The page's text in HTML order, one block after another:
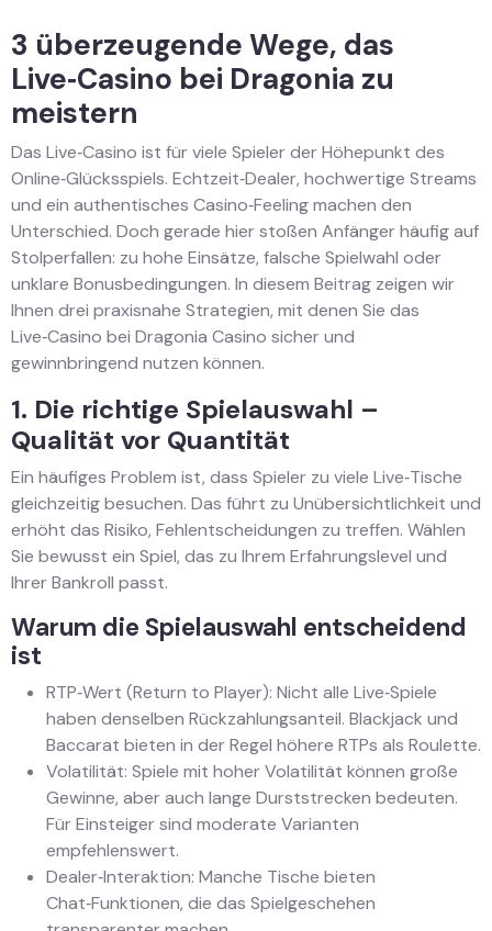
3 überzeugende Wege, das
Live‑Casino bei Dragonia zu
meistern
Das Live‑Casino ist für viele Spieler der Höhepunkt des
Online‑Glücksspiels. Echtzeit‑Dealer, hochwertige Streams
und ein authentisches Casino‑Feeling machen den
Unterschied. Doch gerade hier stoßen Anfänger häufig auf
Stolperfallen: zu hohe Einsätze, falsche Spielwahl oder
unklare Bonusbedingungen. In diesem Beitrag zeigen wir
Ihnen drei praxisnahe Strategien, mit denen Sie das
Live‑Casino bei Dragonia Casino sicher und
gewinnbringend nutzen können.
1. Die richtige Spielauswahl –
Qualität vor Quantität
Ein häufiges Problem ist, dass Spieler zu viele Live‑Tische
gleichzeitig besuchen. Das führt zu Unübersichtlichkeit und
erhöht das Risiko, Fehlentscheidungen zu treffen. Wählen
Sie bewusst ein Spiel, das zu Ihrem Erfahrungslevel und
Ihrer Bankroll passt.
Warum die Spielauswahl entscheidend
ist
RTP‑Wert (Return to Player): Nicht alle Live‑Spiele
haben denselben Rückzahlungsanteil. Blackjack und
Baccarat bieten in der Regel höhere RTPs als Roulette.
Volatilität: Spiele mit hoher Volatilität können große
Gewinne, aber auch lange Durststrecken bedeuten.
Für Einsteiger sind moderate Varianten
empfehlenswert.
Dealer‑Interaktion: Manche Tische bieten
Chat‑Funktionen, die das Spielgeschehen